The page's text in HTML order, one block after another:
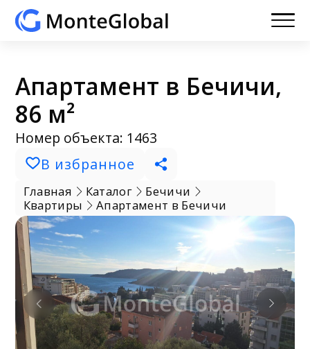
Апартамент в Бечичи,
86 м²
Номер объекта: 1463
В избранное
Главная Каталог
Бечичи
Квартиры
Апартамент в Бечичи